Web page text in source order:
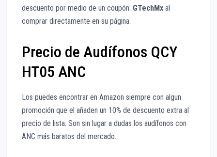
descuento por medio de un coupón: GTechMx al
comprar directamente en su página:
Precio de Audífonos QCY
HT05 ANC
Los puedes encontrar en Amazon siempre con algun
promoción que el añaden un 10% de descuento extra al
precio de lista. Son sin lugar a dudas los audífonos con
ANC más baratos del mercado.